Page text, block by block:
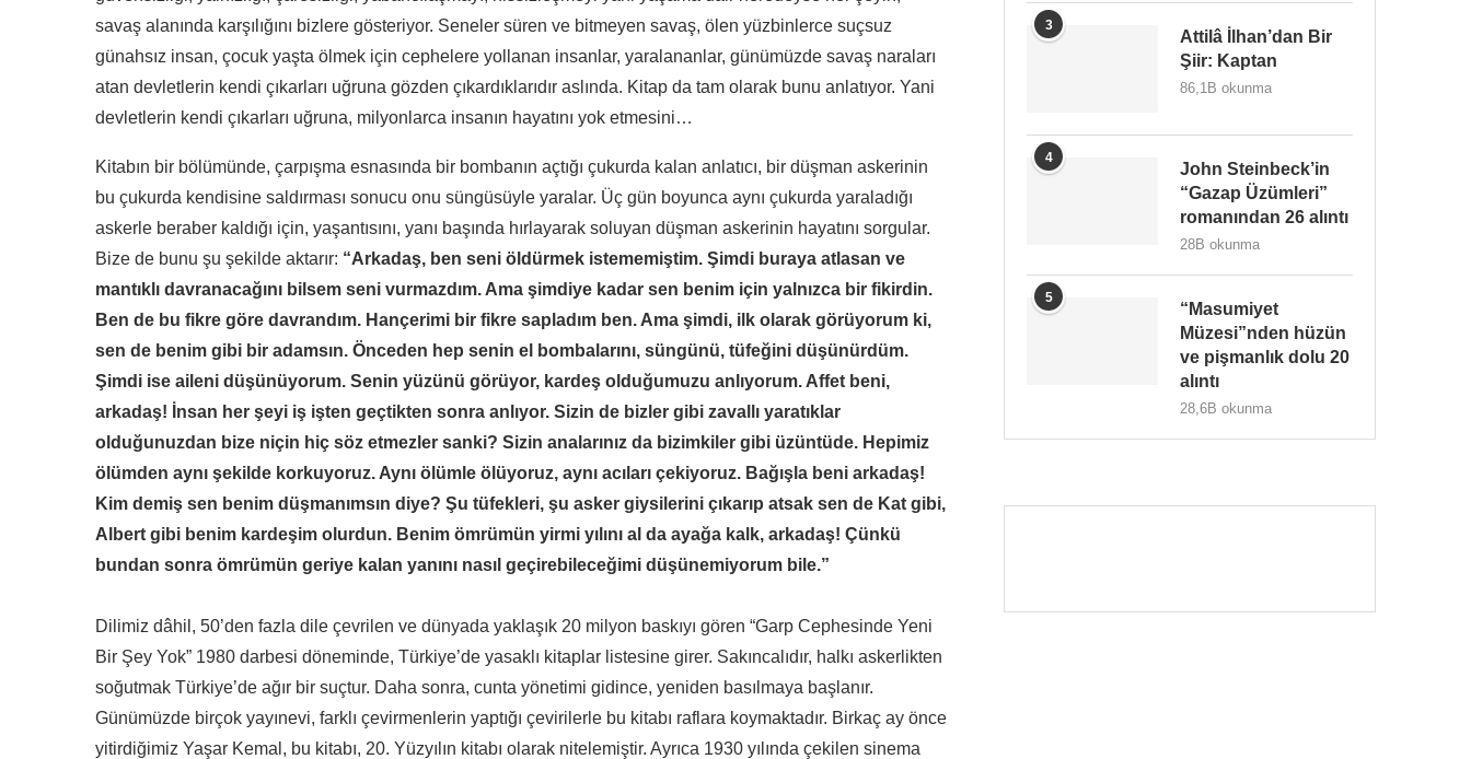
savaş alanında karşılığını bizlere gösteriyor. Seneler süren ve bitmeyen savaş, ölen yüzbinlerce suçsuz
günahsız insan, çocuk yaşta ölmek için cephelere yollanan insanlar, yaralananlar, günümüzde savaş naraları
atan devletlerin kendi çıkarları uğruna gözden çıkardıklarıdır aslında. Kitap da tam olarak bunu anlatıyor. Yani
devletlerin kendi çıkarları uğruna, milyonlarca insanın hayatını yok etmesini…
Kitabın bir bölümünde, çarpışma esnasında bir bombanın açtığı çukurda kalan anlatıcı, bir düşman askerinin
bu çukurda kendisine saldırması sonucu onu süngüsüyle yaralar. Üç gün boyunca aynı çukurda yaraladığı
askerle beraber kaldığı için, yaşantısını, yanı başında hırlayarak soluyan düşman askerinin hayatını sorgular.
Bize de bunu şu şekilde aktarır: “Arkadaş, ben seni öldürmek istememiştim. Şimdi buraya atlasan ve
mantıklı davranacağını bilsem seni vurmazdım. Ama şimdiye kadar sen benim için yalnızca bir fikirdin.
Ben de bu fikre göre davrandım. Hançerimi bir fikre sapladım ben. Ama şimdi, ilk olarak görüyorum ki,
sen de benim gibi bir adamsın. Önceden hep senin el bombalarını, süngünü, tüfeğini düşünürdüm.
Şimdi ise aileni düşünüyorum. Senin yüzünü görüyor, kardeş olduğumuzu anlıyorum. Affet beni,
arkadaş! İnsan her şeyi iş işten geçtikten sonra anlıyor. Sizin de bizler gibi zavallı yaratıklar
olduğunuzdan bize niçin hiç söz etmezler sanki? Sizin analarınız da bizimkiler gibi üzüntüde. Hepimiz
ölümden aynı şekilde korkuyoruz. Aynı ölümle ölüyoruz, aynı acıları çekiyoruz. Bağışla beni arkadaş!
Kim demiş sen benim düşmanımsın diye? Şu tüfekleri, şu asker giysilerini çıkarıp atsak sen de Kat gibi,
Albert gibi benim kardeşim olurdun. Benim ömrümün yirmi yılını al da ayağa kalk, arkadaş! Çünkü
bundan sonra ömrümün geriye kalan yanını nasıl geçirebileceğimi düşünemiyorum bile.”
Dilimiz dâhil, 50’den fazla dile çevrilen ve dünyada yaklaşık 20 milyon baskıyı gören “Garp Cephesinde Yeni
Bir Şey Yok” 1980 darbesi döneminde, Türkiye’de yasaklı kitaplar listesine girer. Sakıncalıdır, halkı askerlikten
soğutmak Türkiye’de ağır bir suçtur. Daha sonra, cunta yönetimi gidince, yeniden basılmaya başlanır.
Günümüzde birçok yayınevi, farklı çevirmenlerin yaptığı çevirilerle bu kitabı raflara koymaktadır. Birkaç ay önce
yitirdiğimiz Yaşar Kemal, bu kitabı, 20. Yüzyılın kitabı olarak nitelemiştir. Ayrıca 1930 yılında çekilen sinema
3
Attilâ İlhan’dan Bir
Şiir: Kaptan
86,1B okunma
4
John Steinbeck’in
“Gazap Üzümleri”
romanından 26 alıntı
28B okunma
5
“Masumiyet
Müzesi”nden hüzün
ve pişmanlık dolu 20
alıntı
28,6B okunma